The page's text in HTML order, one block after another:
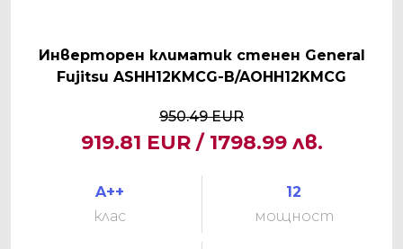
Инверторен климатик стенен General
Fujitsu ASHH12KMCG-B/AOHH12KMCG
950.49 EUR
919.81 EUR / 1798.99 лв.
A++
клас
12
мощност